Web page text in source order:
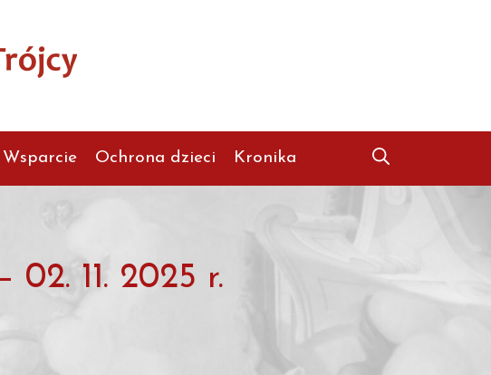
Wsparcie Ochrona dzieci Kronika
11. 2025 r.